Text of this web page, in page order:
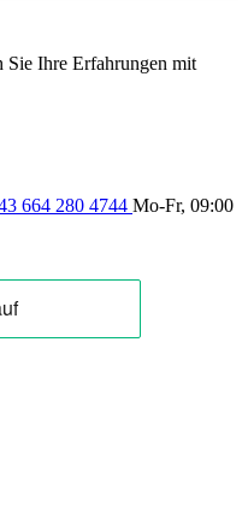
Sie Ihre Erfahrungen mit
664 280 4744 Mo-Fr, 09:00